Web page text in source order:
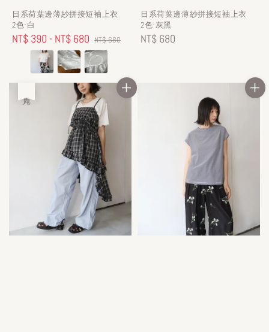
日系荷葉邊薄紗拼接短袖上衣
2色-白
Sale
price
NT$ 390 - NT$ 680 Regular
price
NT$ 680
日系荷葉邊薄紗拼接短袖上衣
2色-灰黑
Regular
NT$ 680